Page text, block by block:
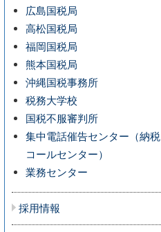
広島国税局
高松国税局
福岡国税局
熊本国税局
沖縄国税事務所
税務大学校
国税不服審判所
集中電話催告センター（納税
コールセンター）
業務センター
採用情報